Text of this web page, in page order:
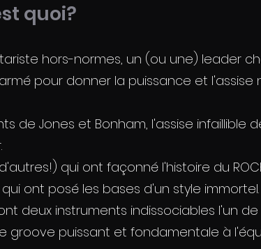
quoi?
hors-normes, un (ou une) leader
pour donner la puissance et l'assise
de Jones et Bonham, l'assise infaillible
qui ont façonné l'histoire du
ont posé les bases d'un style immortel.
deux instruments indissociables l'un
groove puissant et fondamentale à